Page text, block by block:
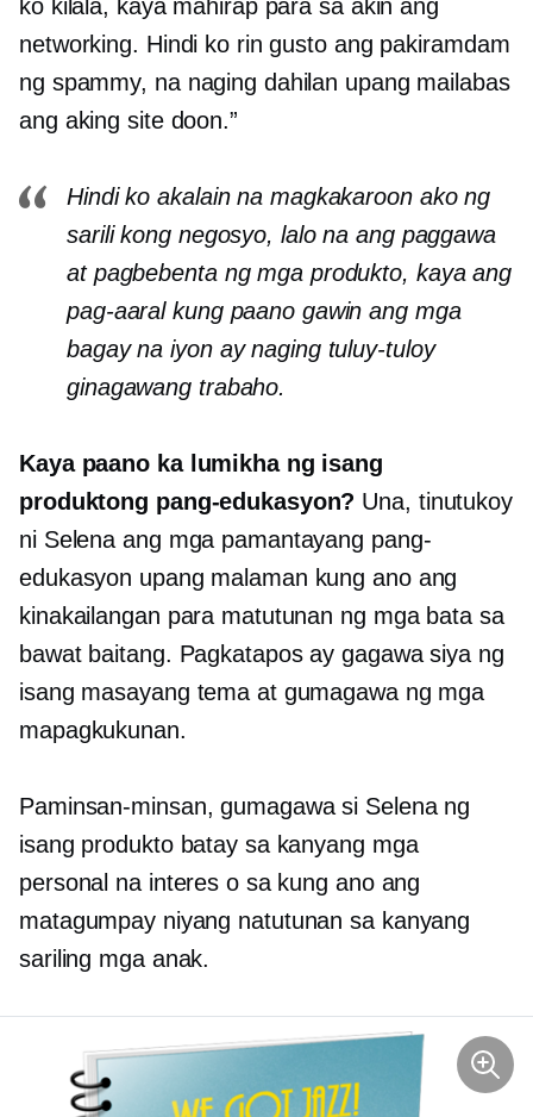
ko kilala, kaya mahirap para sa akin ang
networking. Hindi ko rin gusto ang pakiramdam
ng spammy, na naging dahilan upang mailabas
ang aking site doon.”
Hindi ko akalain na magkakaroon ako ng
sarili kong negosyo, lalo na ang paggawa
at pagbebenta ng mga produkto, kaya ang
pag-aaral kung paano gawin ang mga
bagay na iyon ay naging tuluy-tuloy
ginagawang trabaho.
Kaya paano ka lumikha ng isang
produktong pang-edukasyon? Una, tinutukoy
ni Selena ang mga pamantayang pang-
edukasyon upang malaman kung ano ang
kinakailangan para matutunan ng mga bata sa
bawat baitang. Pagkatapos ay gagawa siya ng
isang masayang tema at gumagawa ng mga
mapagkukunan.
Paminsan-minsan, gumagawa si Selena ng
isang produkto batay sa kanyang mga
personal na interes o sa kung ano ang
matagumpay niyang natutunan sa kanyang
sariling mga anak.